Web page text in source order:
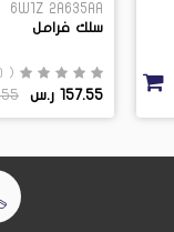
6W1Z 2A635AA
سلك فرامل
( 0 )
157.55 ر.س